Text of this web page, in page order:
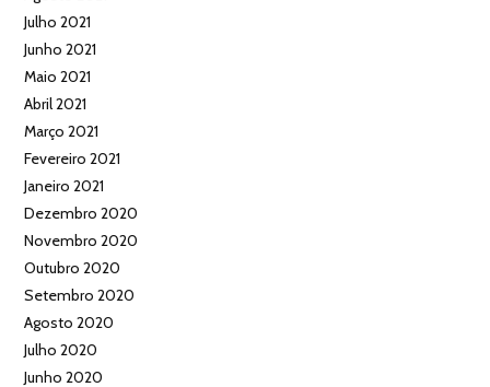
Julho 2021
Junho 2021
Maio 2021
Abril 2021
Março 2021
Fevereiro 2021
Janeiro 2021
Dezembro 2020
Novembro 2020
Outubro 2020
Setembro 2020
Agosto 2020
Julho 2020
Junho 2020